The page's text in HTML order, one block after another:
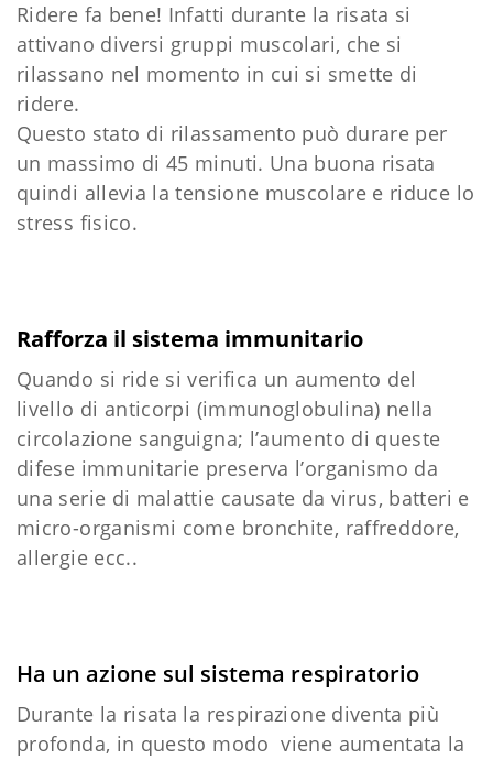
Ridere fa bene! Infatti durante la risata si
attivano diversi gruppi muscolari, che si
rilassano nel momento in cui si smette di
ridere.
Questo stato di rilassamento può durare per
un massimo di 45 minuti. Una buona risata
quindi allevia la tensione muscolare e riduce lo
stress fisico.
Rafforza il sistema immunitario
Quando si ride si verifica un aumento del
livello di anticorpi (immunoglobulina) nella
circolazione sanguigna; l’aumento di queste
difese immunitarie preserva l’organismo da
una serie di malattie causate da virus, batteri e
micro-organismi come bronchite, raffreddore,
allergie ecc..
Ha un azione sul sistema respiratorio
Durante la risata la respirazione diventa più
profonda, in questo modo viene aumentata la